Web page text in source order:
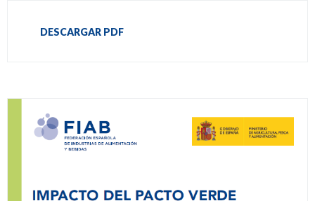
DESCARGAR PDF